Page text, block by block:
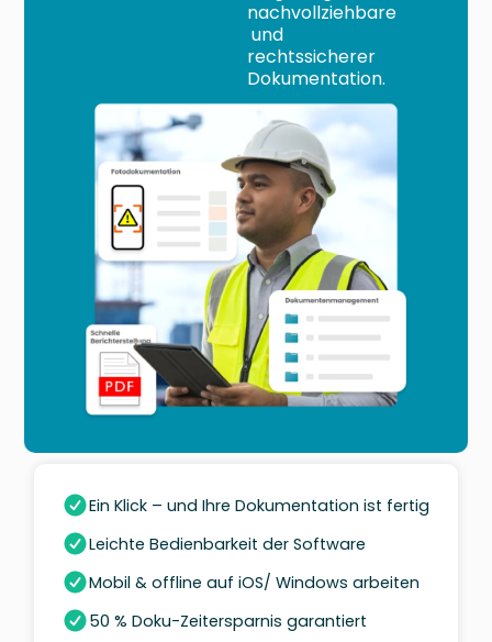
nachvollziehbare
und
rechtssicherer
Dokumentation.
Ein Klick – und Ihre Dokumentation ist fertig
Leichte Bedienbarkeit der Software
Mobil & offline auf iOS/ Windows arbeiten
50 % Doku-Zeitersparnis garantiert